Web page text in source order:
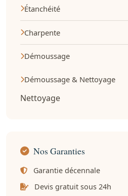
Étanchéité
Charpente
Démoussage
Démoussage & Nettoyage
Nettoyage
Nos Garanties
Garantie décennale
Devis gratuit sous 24h